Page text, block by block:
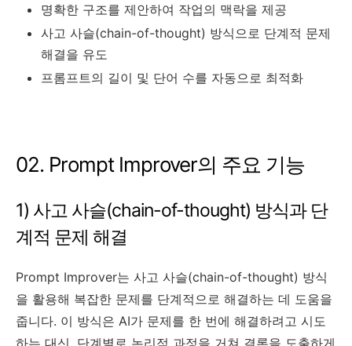
명확한 구조를 제안하여 작업의 맥락을 제공
사고 사슬(chain-of-thought) 방식으로 단계적 문제
해결을 유도
프롬프트의 길이 및 단어 수를 자동으로 최적화
02. Prompt Improver의 주요 기능
1) 사고 사슬(chain-of-thought) 방식과 단
계적 문제 해결
Prompt Improver는 사고 사슬(chain-of-thought) 방식
을 활용해 복잡한 문제를 단계적으로 해결하는 데 도움을
줍니다. 이 방식은 AI가 문제를 한 번에 해결하려고 시도
하는 대신, 단계별로 논리적 과정을 거쳐 결론을 도출하게